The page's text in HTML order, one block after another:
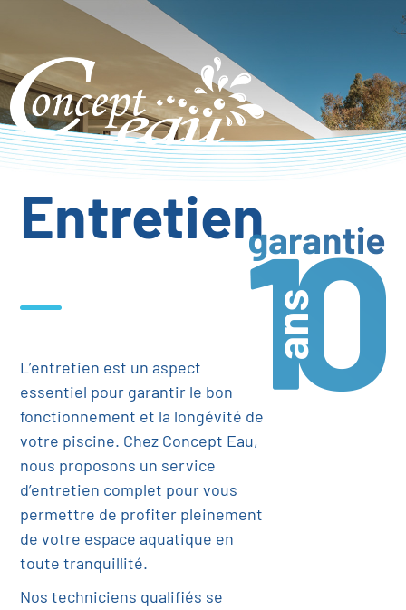
principal
Entretien
L’entretien est un aspect
essentiel pour garantir le bon
fonctionnement et la longévité de
votre piscine. Chez Concept Eau,
nous proposons un service
d’entretien complet pour vous
permettre de profiter pleinement
de votre espace aquatique en
toute tranquillité.
Nos techniciens qualifiés se